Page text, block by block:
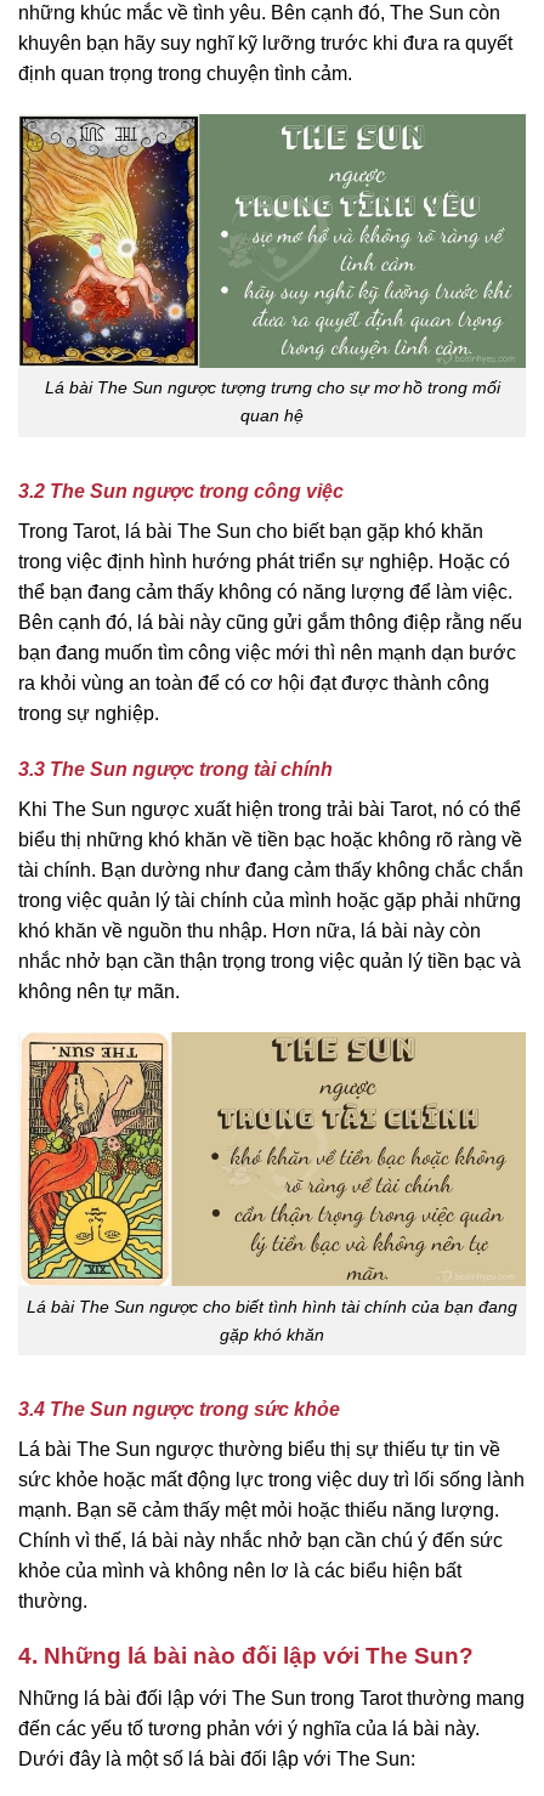
những khúc mắc về tình yêu. Bên cạnh đó, The Sun còn
khuyên bạn hãy suy nghĩ kỹ lưỡng trước khi đưa ra quyết
định quan trọng trong chuyện tình cảm.
Lá bài The Sun ngược tượng trưng cho sự mơ hồ trong mối
quan hệ
3.2 The Sun ngược trong công việc
Trong Tarot, lá bài The Sun cho biết bạn gặp khó khăn
trong việc định hình hướng phát triển sự nghiệp. Hoặc có
thể bạn đang cảm thấy không có năng lượng để làm việc.
Bên cạnh đó, lá bài này cũng gửi gắm thông điệp rằng nếu
bạn đang muốn tìm công việc mới thì nên mạnh dạn bước
ra khỏi vùng an toàn để có cơ hội đạt được thành công
trong sự nghiệp.
3.3 The Sun ngược trong tài chính
Khi The Sun ngược xuất hiện trong trải bài Tarot, nó có thể
biểu thị những khó khăn về tiền bạc hoặc không rõ ràng về
tài chính. Bạn dường như đang cảm thấy không chắc chắn
trong việc quản lý tài chính của mình hoặc gặp phải những
khó khăn về nguồn thu nhập. Hơn nữa, lá bài này còn
nhắc nhở bạn cần thận trọng trong việc quản lý tiền bạc và
không nên tự mãn.
Lá bài The Sun ngược cho biết tình hình tài chính của bạn đang
gặp khó khăn
3.4 The Sun ngược trong sức khỏe
Lá bài The Sun ngược thường biểu thị sự thiếu tự tin về
sức khỏe hoặc mất động lực trong việc duy trì lối sống lành
mạnh. Bạn sẽ cảm thấy mệt mỏi hoặc thiếu năng lượng.
Chính vì thế, lá bài này nhắc nhở bạn cần chú ý đến sức
khỏe của mình và không nên lơ là các biểu hiện bất
thường.
4. Những lá bài nào đối lập với The Sun?
Những lá bài đối lập với The Sun trong Tarot thường mang
đến các yếu tố tương phản với ý nghĩa của lá bài này.
Dưới đây là một số lá bài đối lập với The Sun: